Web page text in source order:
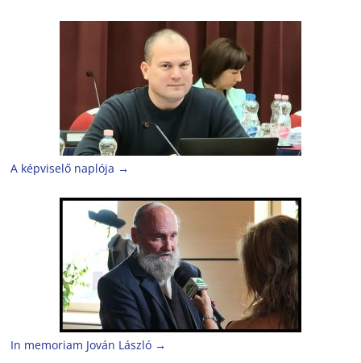
A képviselő naplója →
In memoriam Jován László →